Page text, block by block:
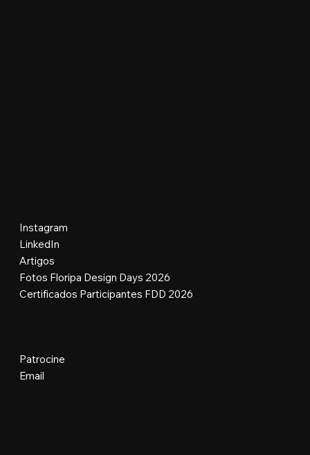
Instagram
LinkedIn
Artigos
Fotos Floripa Design Days 2026
Certificados Participantes FDD 2026
Patrocine
Email